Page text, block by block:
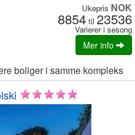
Ukepris NOK
8854 til 23536
Varierer i sesong
Mer info
boliger i samme kompleks